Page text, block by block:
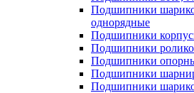
Подшипники
однорядные
Подшипники
Подшипники
Подшипники
Подшипники
Подшипники